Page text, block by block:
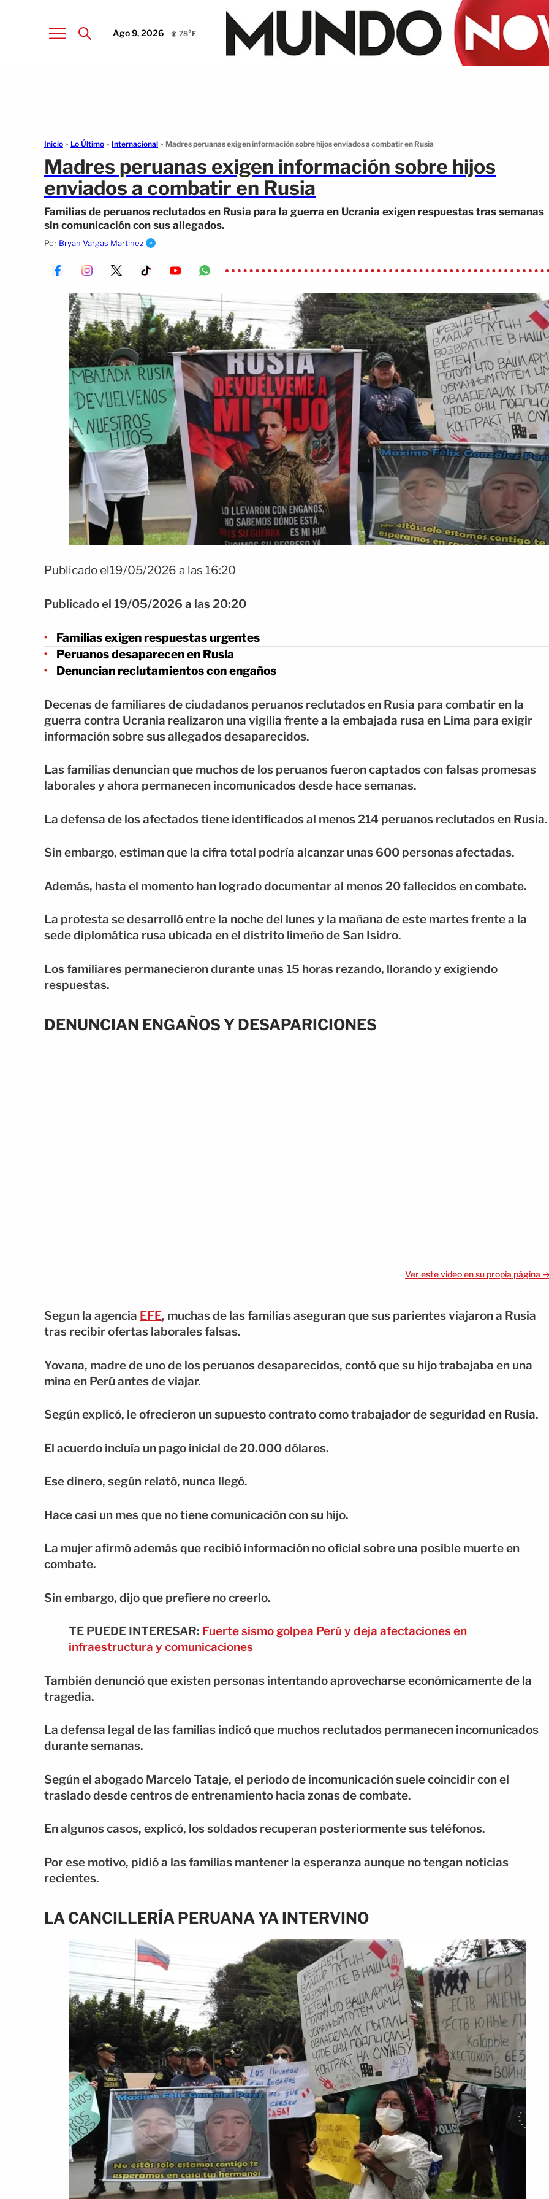
Ago 9, 2026 ☀️ 78°F
Inicio » Lo Último » Internacional » Madres peruanas exigen información sobre hijos enviados a combatir en Rusia
Madres peruanas exigen información sobre hijos
enviados a combatir en Rusia
Familias de peruanos reclutados en Rusia para la guerra en Ucrania exigen respuestas tras semanas
sin comunicación con sus allegados.
Por Bryan Vargas Martinez
Publicado el19/05/2026 a las 16:20
Publicado el 19/05/2026 a las 20:20
Familias exigen respuestas urgentes
Peruanos desaparecen en Rusia
Denuncian reclutamientos con engaños
Decenas de familiares de ciudadanos peruanos reclutados en Rusia para combatir en la
guerra contra Ucrania realizaron una vigilia frente a la embajada rusa en Lima para exigir
información sobre sus allegados desaparecidos.
Las familias denuncian que muchos de los peruanos fueron captados con falsas promesas
laborales y ahora permanecen incomunicados desde hace semanas.
La defensa de los afectados tiene identificados al menos 214 peruanos reclutados en Rusia.
Sin embargo, estiman que la cifra total podría alcanzar unas 600 personas afectadas.
Además, hasta el momento han logrado documentar al menos 20 fallecidos en combate.
La protesta se desarrolló entre la noche del lunes y la mañana de este martes frente a la
sede diplomática rusa ubicada en el distrito limeño de San Isidro.
Los familiares permanecieron durante unas 15 horas rezando, llorando y exigiendo
respuestas.
DENUNCIAN ENGAÑOS Y DESAPARICIONES
Ver este video en su propia página
Segun la agencia EFE, muchas de las familias aseguran que sus parientes viajaron a Rusia
tras recibir ofertas laborales falsas.
Yovana, madre de uno de los peruanos desaparecidos, contó que su hijo trabajaba en una
mina en Perú antes de viajar.
Según explicó, le ofrecieron un supuesto contrato como trabajador de seguridad en Rusia.
El acuerdo incluía un pago inicial de 20.000 dólares.
Ese dinero, según relató, nunca llegó.
Hace casi un mes que no tiene comunicación con su hijo.
La mujer afirmó además que recibió información no oficial sobre una posible muerte en
combate.
Sin embargo, dijo que prefiere no creerlo.
TE PUEDE INTERESAR: Fuerte sismo golpea Perú y deja afectaciones en
infraestructura y comunicaciones
También denunció que existen personas intentando aprovecharse económicamente de la
tragedia.
La defensa legal de las familias indicó que muchos reclutados permanecen incomunicados
durante semanas.
Según el abogado Marcelo Tataje, el periodo de incomunicación suele coincidir con el
traslado desde centros de entrenamiento hacia zonas de combate.
En algunos casos, explicó, los soldados recuperan posteriormente sus teléfonos.
Por ese motivo, pidió a las familias mantener la esperanza aunque no tengan noticias
recientes.
LA CANCILLERÍA PERUANA YA INTERVINO